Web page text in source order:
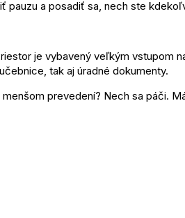
pauzu a posadiť sa, nech ste
je vybavený veľkým vstupom
tak aj úradné dokumenty.
prevedení? Nech sa páči.